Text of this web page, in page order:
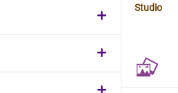
Studio